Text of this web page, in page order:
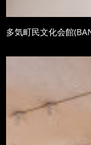
多気町民文化会館